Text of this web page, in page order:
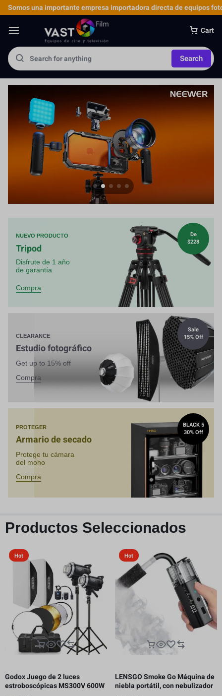
Somos una importante empresa importadora directa de equipos
Cart
Search
Jaula para Cámara
Más
NUEVO PRODUCTO
Tripod
Disfrute de 1 año
de garantía
Compra
De
$228
CLEARANCE
Estudio fotográfico
Get up to 15% off
Compra
Sale
15% Off
PROTEGER
Armario de secado
Protege tu cámara
del moho
Compra
BLACK 5
30% Off
Productos Seleccionados
Hot
Godox Juego de 2 luces
estroboscópicas MS300V 600W
Hot
LENSGO Smoke Go Máquina de
niebla portátil, con nebulizador